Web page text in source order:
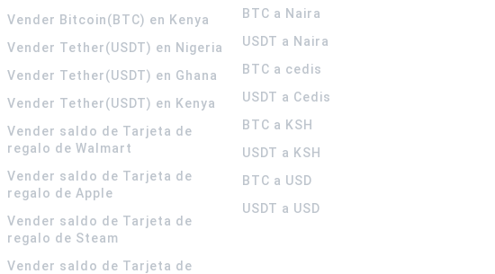
Vender Bitcoin(BTC) en Kenya
Vender Tether(USDT) en Nigeria
Vender Tether(USDT) en Ghana
Vender Tether(USDT) en Kenya
Vender saldo de Tarjeta de
regalo de Walmart
Vender saldo de Tarjeta de
regalo de Apple
Vender saldo de Tarjeta de
regalo de Steam
Vender saldo de Tarjeta de
BTC a Naira
USDT a Naira
BTC a cedis
USDT a Cedis
BTC a KSH
USDT a KSH
BTC a USD
USDT a USD